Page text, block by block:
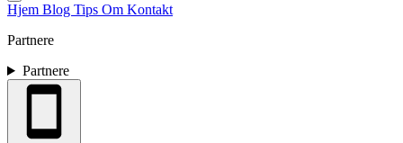
Hjem Blog Tips Om Kontakt
Partnere
Partnere